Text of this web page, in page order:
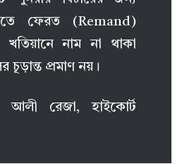
ফেরত (Remand)
খতিয়ানে নাম না থাকা
চূড়ান্ত প্রমাণ নয়।
রেজা, হাইকোর্ট